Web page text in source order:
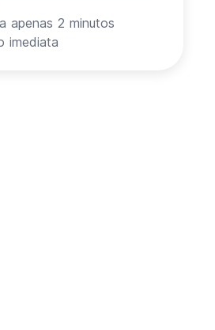
apenas 2 minutos
imediata